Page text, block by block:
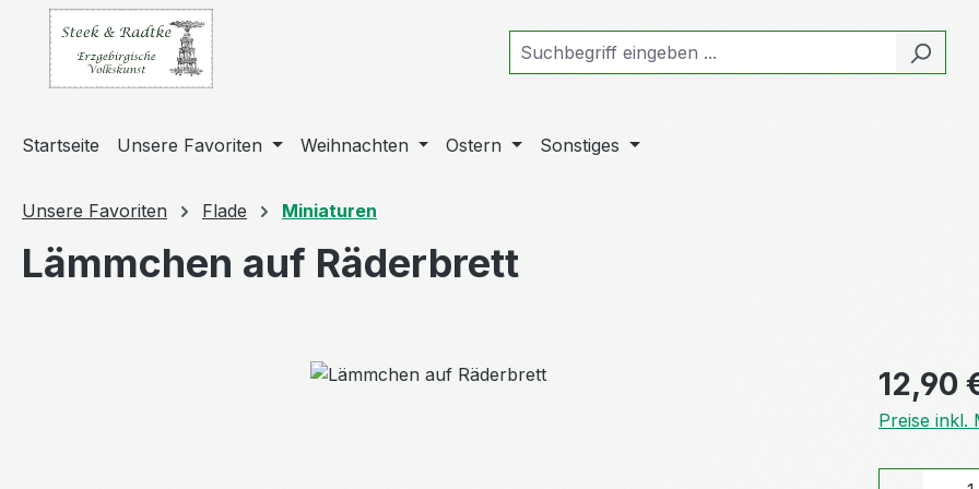
Hauptinhalt springen
Zur Suche springen
Zur Hauptnavigation springen
Startseite Unsere Favoriten Weihnachten Ostern Sonstiges
Unsere Favoriten Flade Miniaturen
Lämmchen auf Räderbrett
Regulärer
12,90
Preise inkl.